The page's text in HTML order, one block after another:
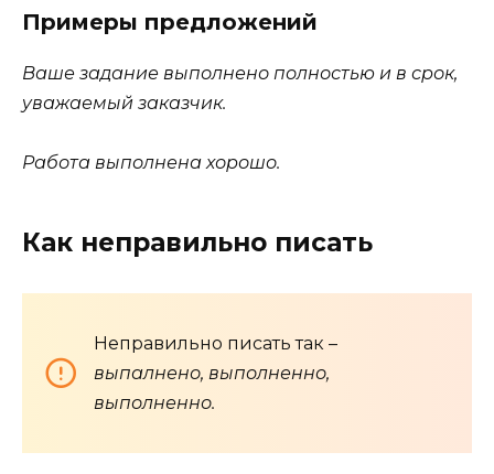
Примеры предложений
Ваше задание выполнено полностью и в срок,
уважаемый заказчик.
Работа выполнена хорошо.
Как неправильно писать
Неправильно писать так –
выпалнено, выполненно,
выполненно.